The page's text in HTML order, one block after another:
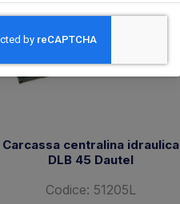
Carcassa centralina idraulica
DLB 45 Dautel
Codice: 51205L